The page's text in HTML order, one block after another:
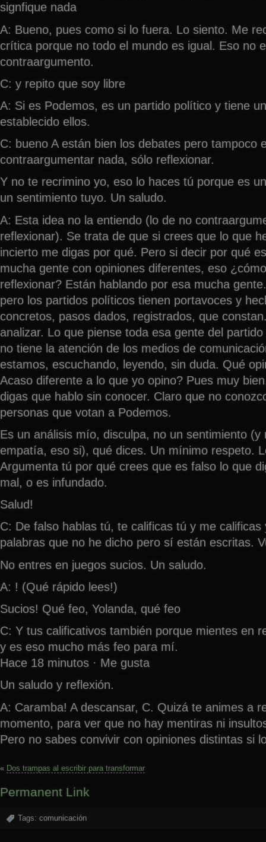
signfique nada
A: Bueno, pues como si lo fuera. Lo siento. Me
crítica porque no todo el mundo es igual. Eso no
contraargumento.
C: y repito que soy libre
A: Si es Podemos, es un partido político y tiene
establecido ellos.
C: bueno A están bien los debates pero tampoco
contraargumentar nada, sólo reflexionar.
Y no te recrimino yo, eso lo haces tú porque es
un sentimiento tuyo. Un saludo.
A: Esta idea no la entiendo (lo de no
reflexionar). Se trata de que si crees que lo que
incierto me digas por qué. Pero si decir por qué
mucha gente con opiniones diferentes, eso
reflexionar? Están hablando por esa mucha
pero los partidos políticos tienen portavoces y
concretos, pasos dados, registrados, que
analizar. Lo que piense toda esa gente del
no tiene la atención de los medios de
estamos, escuchando, leyendo, sin duda. Qué
Acaso diferente a lo que yo opino? Pues muy
digas que hablo sin conocer. Claro que no
personas que votan a Podemos.
Es un análisis mío, disculpa, no un sentimiento (y
empatía, eso si), qué dices. Un mínimo respeto.
Argumenta tú por qué crees que es falso lo que
mal, o es infundado.
Salud!
C: De falso hablas tú, te calificas tú y me
palabras que no he dicho pero sí están escritas.
No entres en juegos sucios. Un saludo.
A: ! (Qué rápido lees!)
Sucios! Qué feo, Yolanda, qué feo
C: Y tus calificativos también porque mientes en
y es eso mucho más feo para mí.
Hace 18 minutos · Me gusta
Un saludo y reflexión.
A: Caramba! A descansar, C. Quizá te animes a
momento, para ver que no hay mentiras ni
Pero no sabes convivir con opiniones distintas si
« Dos trampas al escribir para transformar
Permanent Link
Tags: comunicación